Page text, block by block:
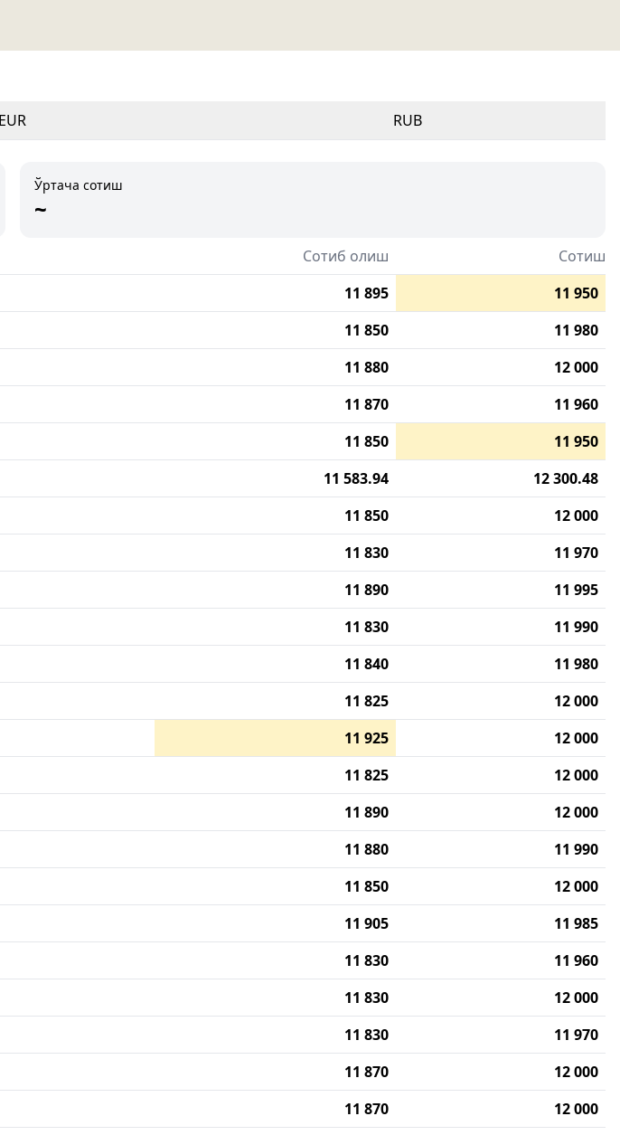
EUR
RUB
Ўртача сотиш
~
Сотиб олиш
Сотиш
11 895
11 950
11 850
11 980
11 880
12 000
11 870
11 960
11 850
11 950
11 583.94
12 300.48
11 850
12 000
11 830
11 970
11 890
11 995
11 830
11 990
11 840
11 980
11 825
12 000
11 925
12 000
11 825
12 000
11 890
12 000
11 880
11 990
11 850
12 000
11 905
11 985
11 830
11 960
11 830
12 000
11 830
11 970
11 870
12 000
11 870
12 000